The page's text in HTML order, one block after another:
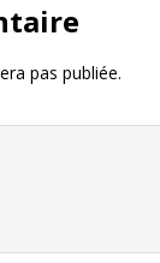
pas publiée.